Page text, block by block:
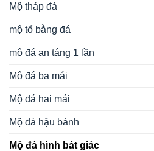
Mộ tháp đá
mộ tổ bằng đá
mộ đá an táng 1 lần
Mộ đá ba mái
Mộ đá hai mái
Mộ đá hậu bành
Mộ đá hình bát giác